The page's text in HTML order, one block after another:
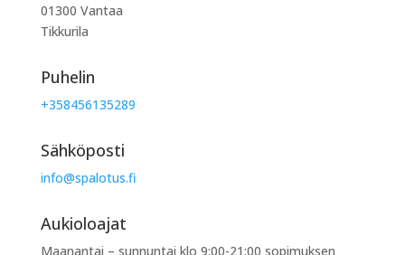
01300 Vantaa
Tikkurila
Puhelin
+358456135289
Sähköposti
info@spalotus.fi
Aukioloajat
Maanantai – sunnuntai klo 9:00-21:00 sopimuksen